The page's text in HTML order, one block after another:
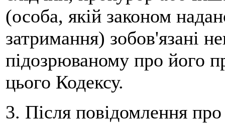
(особа, якій законом
затримання) зобов'язані
підозрюваному про його
цього Кодексу.
3. Після повідомлення